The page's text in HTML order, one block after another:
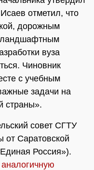
отметил, что
дорожным
ландшафтным
вуза
Чиновник
с учебным
задачи на
страны».
совет СГТУ
от Саратовской
Россия»).